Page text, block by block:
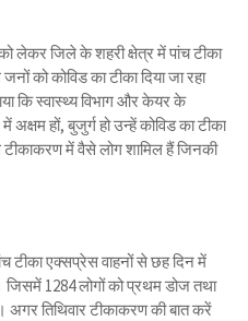
लेकर जिले के शहरी क्षेत्र में पांच टीका
को कोविड का टीका दिया जा रहा
कि स्वास्थ्य विभाग और केयर के
हों, बुजुर्ग हो उन्हें कोविड का टीका
में वैसे लोग शामिल हैं जिनकी
टीका एक्सप्रेस वाहनों से छह दिन में
1284 लोगों को प्रथम डोज तथा
अगर तिथिवार टीकाकरण की बात करें